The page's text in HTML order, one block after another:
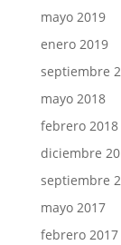
mayo 2019
enero 2019
septiembre
mayo 2018
febrero 2018
diciembre
septiembre
mayo 2017
febrero 2017